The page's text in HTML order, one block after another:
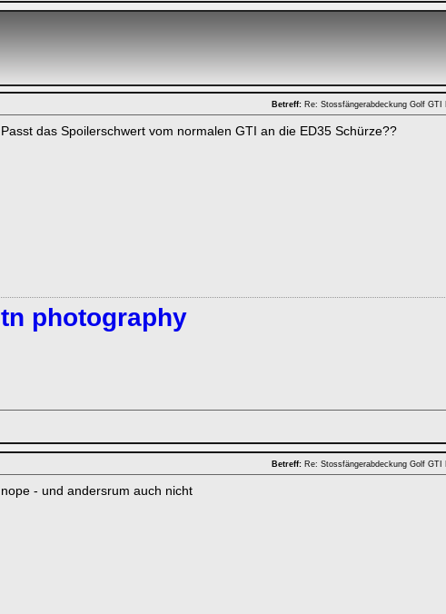
Betreff: Re: Stossfängerabdeckung Golf
Passt das Spoilerschwert vom normalen GTI an die ED35 Schürze??
tn photography
Betreff: Re: Stossfängerabdeckung Golf
nope - und andersrum auch nicht